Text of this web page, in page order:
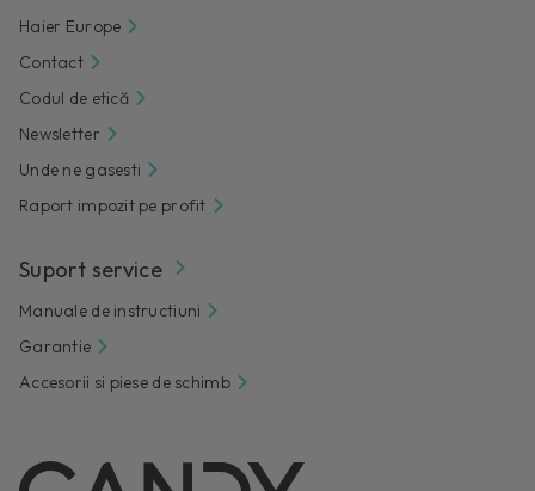
Haier Europe
Contact
Codul de etică
Newsletter
Unde ne gasesti
Raport impozit pe profit
Suport service
Manuale de instructiuni
Garantie
Accesorii si piese de schimb